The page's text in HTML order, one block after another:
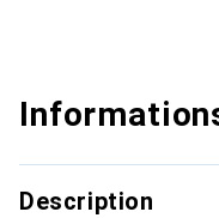
Description